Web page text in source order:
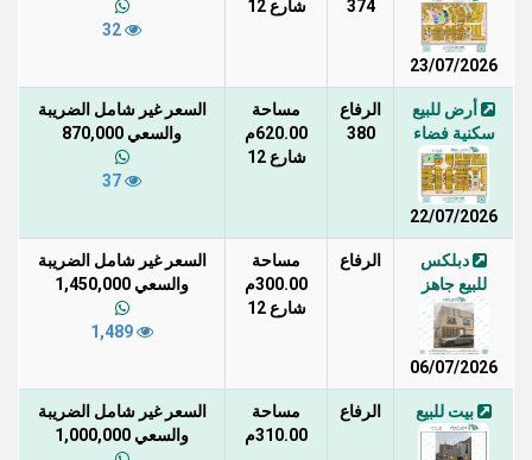
23/07/2026
374
شارع 12
أرض للبيع
سكنية فضاء
22/07/2026
الرفاع
380
مساحة
620.00م
شارع 12
السعر غير شامل الضريبة
والسعي 870,000
دبلكس
للبيع جاهز
06/07/2026
الرفاع
مساحة
300.00م
شارع 12
السعر غير شامل الضريبة
والسعي 1,450,000
بيت للبيع الرفاع
مساحة
310.00م
السعر غير شامل الضريبة
والسعي 1,000,000